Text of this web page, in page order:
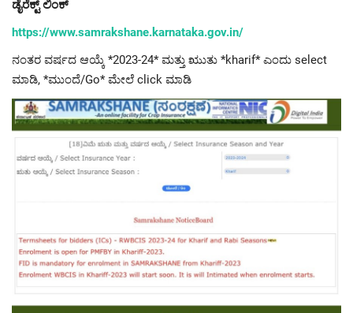
ಡೈರೆಕ್ಟ್ ಲಿಂಕ್
https://www.samrakshane.karnataka.gov.in/
ನಂತರ ವರ್ಷದ ಆಯ್ಕೆ *2023-24* ಮತ್ತು ಋುತು *kharif* ಎಂದು select
ಮಾಡಿ, *ಮುಂದೆ/Go* ಮೇಲೆ click ಮಾಡಿ